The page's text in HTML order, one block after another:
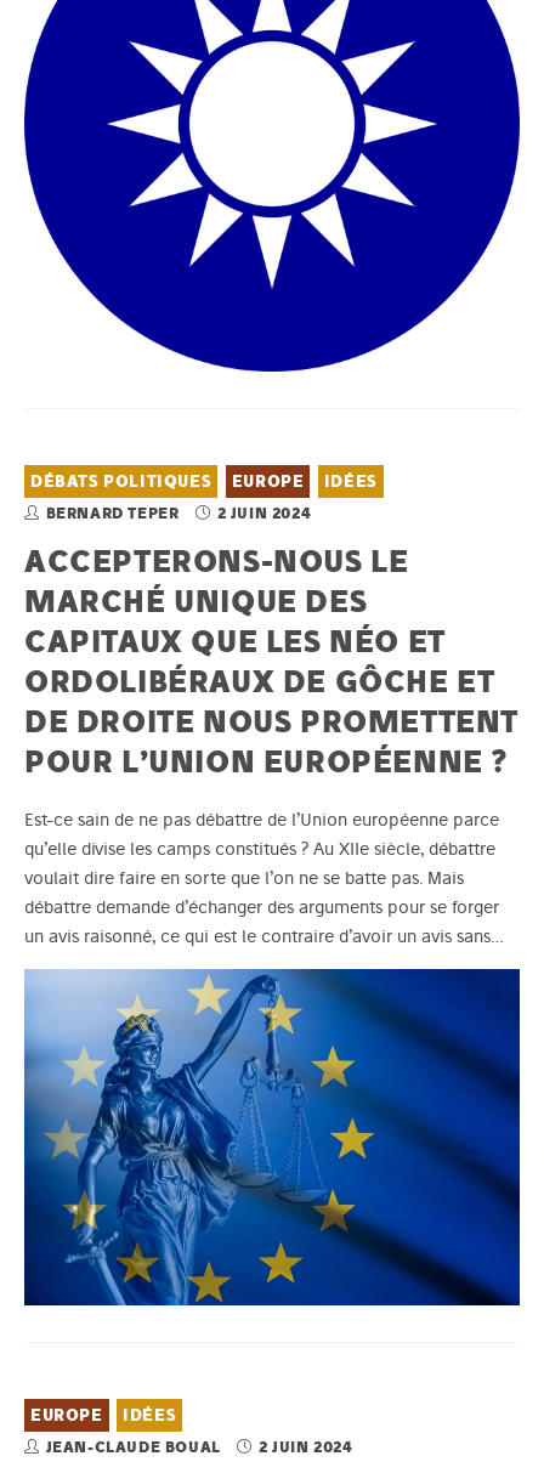
DÉBATS POLITIQUES EUROPE IDÉES
BERNARD TEPER 2 JUIN 2024
ACCEPTERONS-NOUS LE
MARCHÉ UNIQUE DES
CAPITAUX QUE LES NÉO ET
ORDOLIBÉRAUX DE GÔCHE ET
DE DROITE NOUS PROMETTENT
POUR L’UNION EUROPÉENNE ?
Est-ce sain de ne pas débattre de l’Union européenne parce
qu’elle divise les camps constitués ? Au XIIe siècle, débattre
voulait dire faire en sorte que l’on ne se batte pas. Mais
débattre demande d’échanger des arguments pour se forger
un avis raisonné, ce qui est le contraire d’avoir un avis sans…
EUROPE IDÉES
JEAN-CLAUDE BOUAL 2 JUIN 2024